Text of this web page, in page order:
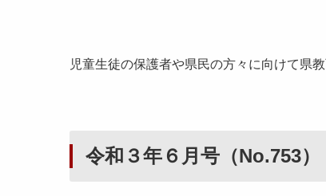
児童生徒の保護者や県民の方々に向けて県
令和３年６月号（No.753）